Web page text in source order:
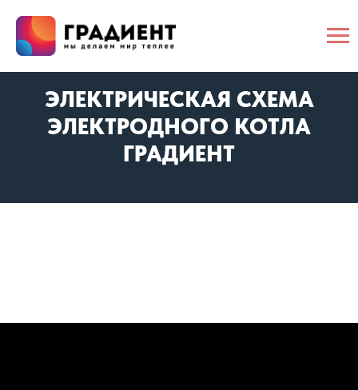
ЭЛЕКТРИЧЕСКАЯ СХЕМА
ЭЛЕКТРОДНОГО КОТЛА
ГРАДИЕНТ